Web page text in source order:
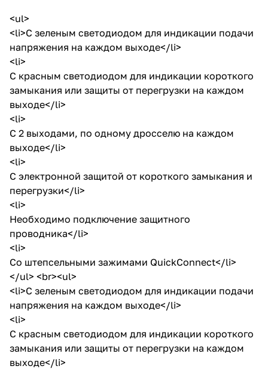
<ul>
<li>С зеленым светодиодом для индикации подачи
напряжения на каждом выходе</li>
<li>
С красным светодиодом для индикации короткого
замыкания или защиты от перегрузки на каждом
выходе</li>
<li>
С 2 выходами, по одному дросселю на каждом
выходе</li>
<li>
С электронной защитой от короткого замыкания и
перегрузки</li>
<li>
Необходимо подключение защитного
проводника</li>
<li>
Со штепсельными зажимами QuickConnect</li>
</ul> <br><ul>
<li>С зеленым светодиодом для индикации подачи
напряжения на каждом выходе</li>
<li>
С красным светодиодом для индикации короткого
замыкания или защиты от перегрузки на каждом
выходе</li>